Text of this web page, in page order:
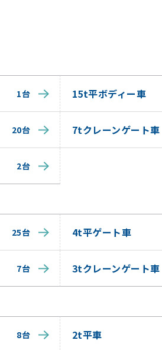
1台 15t平ボディー車
20台 7tクレーンゲート車
2台
25台 4t平ゲート車
7台 3tクレーンゲート車
8台 2t平車